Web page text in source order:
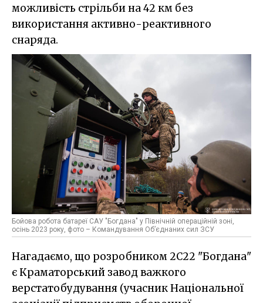
можливість стрільби на 42 км без
використання активно-реактивного
снаряда.
Бойова робота батареї САУ "Богдана" у Північній операційній зоні,
осінь 2023 року, фото – Командування Об’єднаних сил ЗСУ
Нагадаємо, що розробником 2С22 "Богдана"
є Краматорський завод важкого
верстатобудування (учасник Національної